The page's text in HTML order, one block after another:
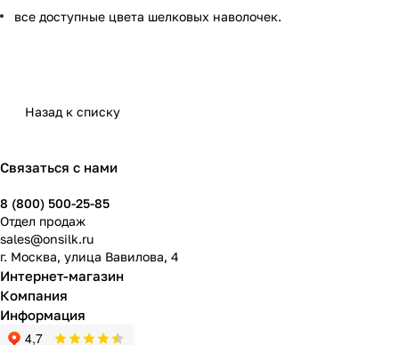
все доступные цвета шелковых наволочек.
Назад к списку
Связаться с нами
8 (800) 500-25-85
Отдел продаж
sales@onsilk.ru
г. Москва, улица Вавилова, 4
Интернет-магазин
Компания
Информация